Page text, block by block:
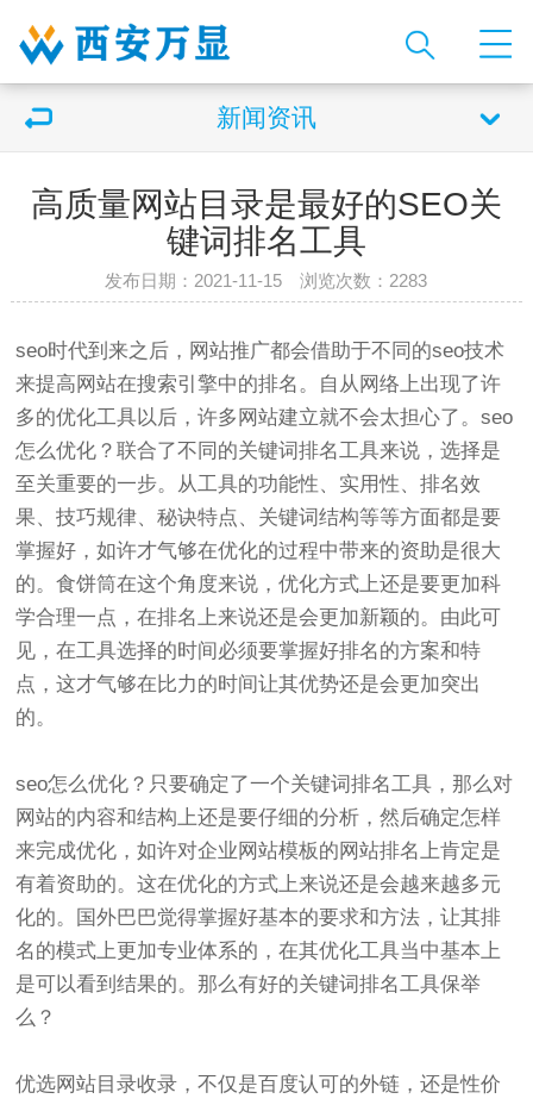
新闻资讯
高质量网站目录是最好的SEO关
键词排名工具
发布日期：2021-11-15 浏览次数： 2283
seo时代到来之后，网站推广都会借助于不同的seo技术
来提高网站在搜索引擎中的排名。自从网络上出现了许
多的优化工具以后，许多网站建立就不会太担心了。seo
怎么优化？联合了不同的关键词排名工具来说，选择是
至关重要的一步。从工具的功能性、实用性、排名效
果、技巧规律、秘诀特点、关键词结构等等方面都是要
掌握好，如许才气够在优化的过程中带来的资助是很大
的。食饼筒在这个角度来说，优化方式上还是要更加科
学合理一点，在排名上来说还是会更加新颖的。由此可
见，在工具选择的时间必须要掌握好排名的方案和特
点，这才气够在比力的时间让其优势还是会更加突出
的。
seo怎么优化？只要确定了一个关键词排名工具，那么对
网站的内容和结构上还是要仔细的分析，然后确定怎样
来完成优化，如许对企业网站模板的网站排名上肯定是
有着资助的。这在优化的方式上来说还是会越来越多元
化的。国外巴巴觉得掌握好基本的要求和方法，让其排
名的模式上更加专业体系的，在其优化工具当中基本上
是可以看到结果的。那么有好的关键词排名工具保举
么？
优选网站目录收录，不仅是百度认可的外链，还是性价